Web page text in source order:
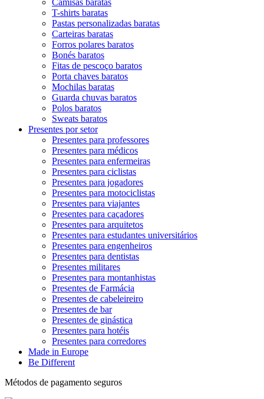
T-shirts baratas
Pastas personalizadas baratas
Carteiras baratas
Forros polares baratos
Bonés baratos
Fitas de pescoço baratos
Porta chaves baratos
Mochilas baratas
Guarda chuvas baratos
Polos baratos
Sweats baratos
Presentes por setor
Presentes para professores
Presentes para médicos
Presentes para enfermeiras
Presentes para ciclistas
Presentes para jogadores
Presentes para motociclistas
Presentes para viajantes
Presentes para caçadores
Presentes para arquitetos
Presentes para estudantes universitários
Presentes para engenheiros
Presentes para dentistas
Presentes militares
Presentes para montanhistas
Presentes de Farmácia
Presentes de cabeleireiro
Presentes de bar
Presentes de ginástica
Presentes para hotéis
Presentes para corredores
Made in Europe
Be Different
Métodos de pagamento seguros